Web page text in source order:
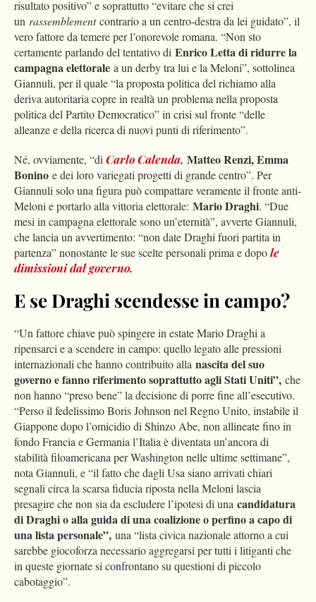
risultato positivo” e soprattutto “evitare che si crei
un rassemblementcontrario a un centro-destra da lei guidato”, il
vero fattore da temere per l’onorevole romana. “Non sto
certamente parlando del tentativo di Enrico Letta di ridurre la
campagna elettorale a un derby tra lui e la Meloni”, sottolinea
Giannuli, per il quale “la proposta politica del richiamo alla
deriva autoritaria copre in realtà un problema nella proposta
politica del Partito Democratico” in crisi sul fronte “delle
alleanze e della ricerca di nuovi punti di riferimento”.
Né, ovviamente, “diCarlo Calenda, Matteo Renzi, Emma
Bonino e dei loro variegati progetti di grande centro”. Per
Giannuli solo una figura può compattare veramente il fronte anti-
Meloni e portarlo alla vittoria elettorale: Mario Draghi. “Due
mesi in campagna elettorale sono un’eternità”, avverte Giannuli,
che lancia un avvertimento: “non date Draghi fuori partita in
partenza” nonostante le sue scelte personali prima e dopole
dimissioni dal governo.
E se Draghi scendesse in campo?
“Un fattore chiave può spingere in estate Mario Draghi a
ripensarci e a scendere in campo: quello legato alle pressioni
internazionali che hanno contribuito alla nascita del suo
governo e fanno riferimento soprattutto agli Stati Uniti”, che
non hanno “preso bene” la decisione di porre fine all’esecutivo.
“Perso il fedelissimo Boris Johnson nel Regno Unito, instabile il
Giappone dopo l’omicidio di Shinzo Abe, non allineate fino in
fondo Francia e Germania l’Italia è diventata un’ancora di
stabilità filoamericana per Washington nelle ultime settimane”,
nota Giannuli, e “il fatto che dagli Usa siano arrivati chiari
segnali circa la scarsa fiducia riposta nella Meloni lascia
presagire che non sia da escludere l’ipotesi di una candidatura
di Draghi o alla guida di una coalizione o perfino a capo di
una lista personale”, una “lista civica nazionale attorno a cui
sarebbe giocoforza necessario aggregarsi per tutti i litiganti che
in queste giornate si confrontano su questioni di piccolo
cabotaggio”.